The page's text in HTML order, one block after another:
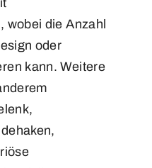
wobei die Anzahl
oder
kann. Weitere